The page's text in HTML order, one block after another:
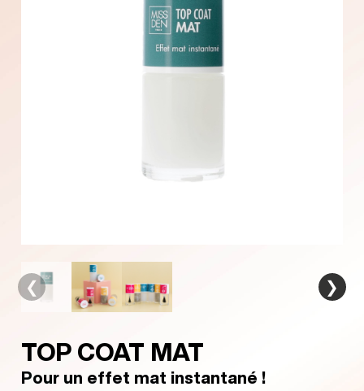
❮ ❯
TOP COAT MAT
Pour un effet mat instantané !